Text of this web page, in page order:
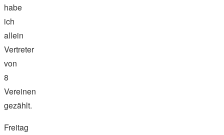
habe
ich
allein
Vertreter
von
8
Vereinen
gezählt.
Freitag